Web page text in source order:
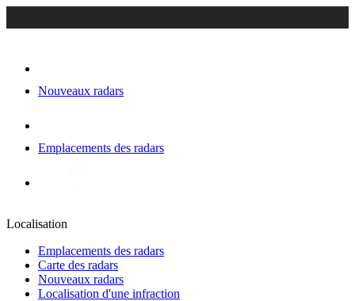
Nouveaux radars
Emplacements des radars
Localisation
Emplacements des radars
Carte des radars
Nouveaux radars
Localisation d'une infraction